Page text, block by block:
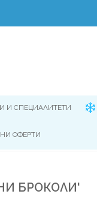
И СПЕЦИАЛИТЕТИ
ОФЕРТИ
БРОКОЛИ'